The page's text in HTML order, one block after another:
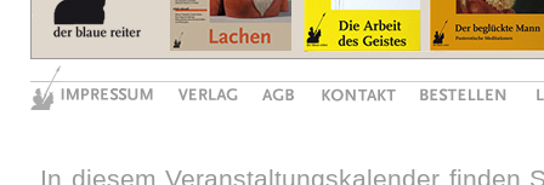
In diesem Veranstaltungskalender finden